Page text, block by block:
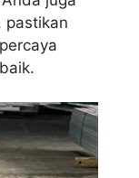
pastikan